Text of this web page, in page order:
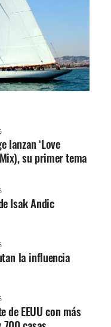
lanzan ‘Love
su primer tema
Isak Andic
la influencia
de EEUU con más